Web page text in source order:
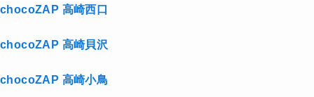
chocoZAP 高崎西口
chocoZAP 高崎貝沢
chocoZAP 高崎小鳥